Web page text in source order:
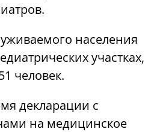
населения
участках,
человек.
декларации с
на медицинское